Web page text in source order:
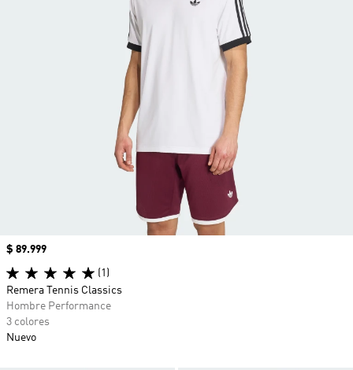
Precio
$ 89.999
(1)
Remera Tennis Classics
Hombre Performance
3 colores
Nuevo